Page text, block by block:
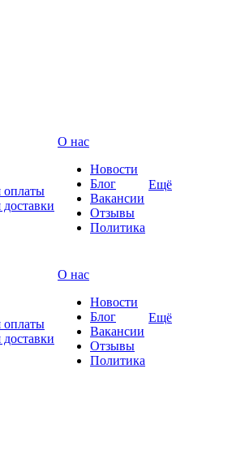
оплаты
О нас
Новости
Блог
Вакансии
Отзывы
Политика
Ещё
оплаты
О нас
Новости
Блог
Вакансии
Отзывы
Политика
Ещё